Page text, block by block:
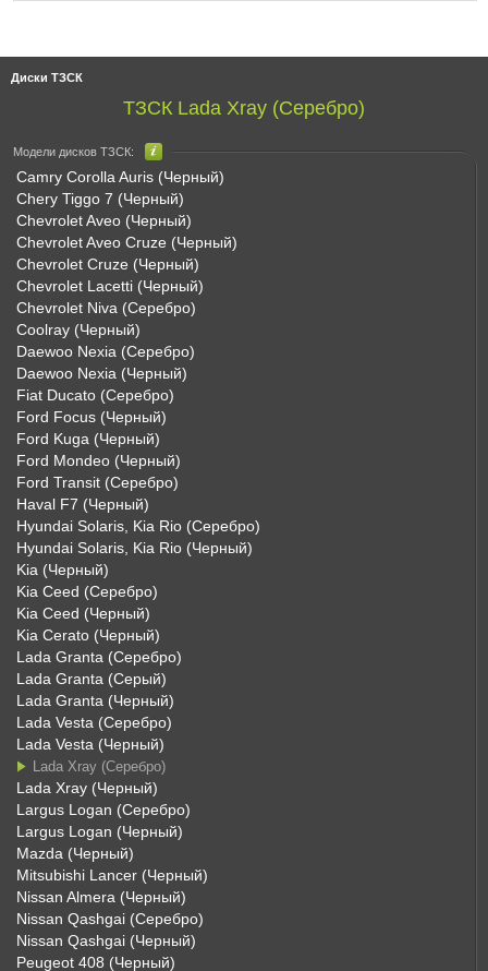
Диски ТЗСК
ТЗСК Lada Xray (Серебро)
Модели дисков ТЗСК:
Camry Corolla Auris (Черный)
Chery Tiggo 7 (Черный)
Chevrolet Aveo (Черный)
Chevrolet Aveo Cruze (Черный)
Chevrolet Cruze (Черный)
Chevrolet Lacetti (Черный)
Chevrolet Niva (Серебро)
Coolray (Черный)
Daewoo Nexia (Серебро)
Daewoo Nexia (Черный)
Fiat Ducato (Серебро)
Ford Focus (Черный)
Ford Kuga (Черный)
Ford Mondeo (Черный)
Ford Transit (Серебро)
Haval F7 (Черный)
Hyundai Solaris, Kia Rio (Серебро)
Hyundai Solaris, Kia Rio (Черный)
Kia (Черный)
Kia Ceed (Серебро)
Kia Ceed (Черный)
Kia Cerato (Черный)
Lada Granta (Серебро)
Lada Granta (Серый)
Lada Granta (Черный)
Lada Vesta (Серебро)
Lada Vesta (Черный)
Lada Xray (Серебро)
Lada Xray (Черный)
Largus Logan (Серебро)
Largus Logan (Черный)
Mazda (Черный)
Mitsubishi Lancer (Черный)
Nissan Almera (Черный)
Nissan Qashgai (Серебро)
Nissan Qashgai (Черный)
Peugeot 408 (Черный)